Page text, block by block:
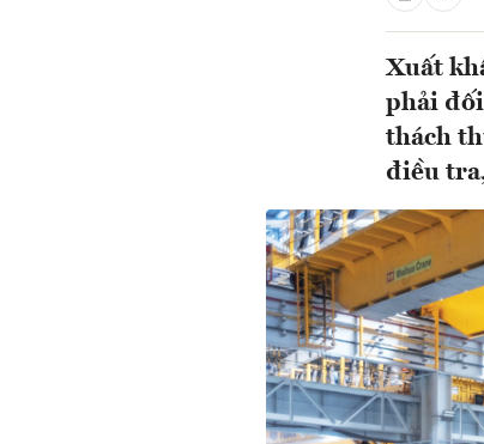
Xuất
phải đối
thách
điều